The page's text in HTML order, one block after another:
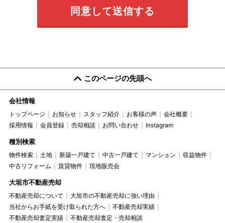
このページの先頭へ
会社情報
トップページ お知らせ スタッフ紹介 お客様の声
会社概要
採用情報
会員登録 売却相談 お問い合わせ Instagram
種別検索
物件検索 土地 新築一戸建て 中古一戸建て マンション
収益物件
中古リフォーム
賃貸物件 現地販売会
大垣市不動産売却
不動産売却について
大垣市の不動産売却に強い理由
当社からお手紙を受け取られた方へ
不動産売却実績
不動産売却査定実績
不動産売却査定・売却相談